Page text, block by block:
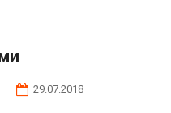
29.07.2018